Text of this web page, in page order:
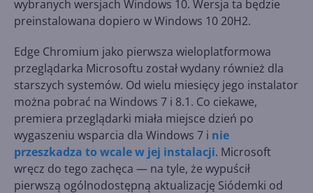
wybranych wersjach Windows 10. Wersja ta będzie
preinstalowana dopiero w Windows 10 20H2.
Edge Chromium jako pierwsza wieloplatformowa
przeglądarka Microsoftu został wydany również dla
starszych systemów. Od wielu miesięcy jego instalator
można pobrać na Windows 7 i 8.1. Co ciekawe,
premiera przeglądarki miała miejsce dzień po
wygaszeniu wsparcia dla Windows 7 i nie
przeszkadza to wcale w jej instalacji. Microsoft
wręcz do tego zachęca — na tyle, że wypuścił
pierwszą ogólnodostępną aktualizację Siódemki od